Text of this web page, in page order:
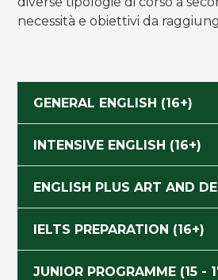
necessità e obiettivi da
GENERAL ENGLISH (16+)
INTENSIVE ENGLISH (16+)
ENGLISH PLUS ART AND
IELTS PREPARATION (16+)
JUNIOR PROGRAMME (15 -